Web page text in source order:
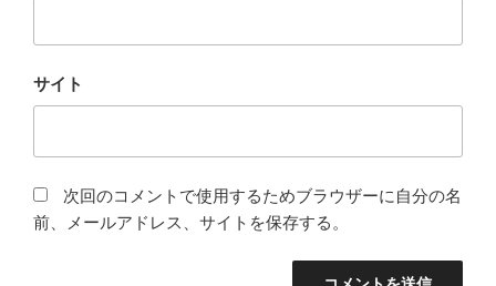
サイト
次回のコメントで使用するためブラウザーに自分の名
前、メールアドレス、サイトを保存する。